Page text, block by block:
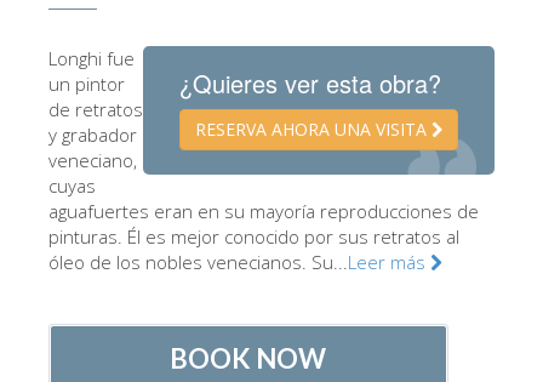
Los Artistas
Las nuevas salas
Museo del Bargello
Galería de la Academia
¿Quieres ver esta obra?
RESERVA AHORA UNA VISITA
Longhi fue
un pintor
de retratos
y grabador
veneciano,
cuyas
aguafuertes eran en su mayoría reproducciones de
pinturas. Él es mejor conocido por sus retratos al
óleo de los nobles venecianos. Su...Leer más